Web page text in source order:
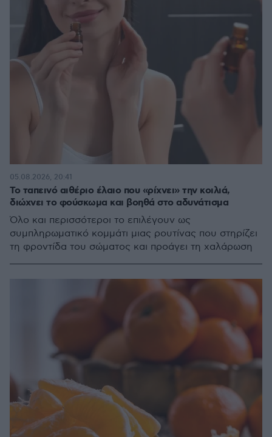
Το ταπεινό αιθέριο έλαιο που «ρίχνει» την κοιλιά,
διώχνει το φούσκωμα και βοηθά στο αδυνάτισμα
Όλο και περισσότεροι το επιλέγουν ως
συμπληρωματικό κομμάτι μιας ρουτίνας που στηρίζει
τη φροντίδα του σώματος και προάγει τη χαλάρωση
05.08.2026, 20:41